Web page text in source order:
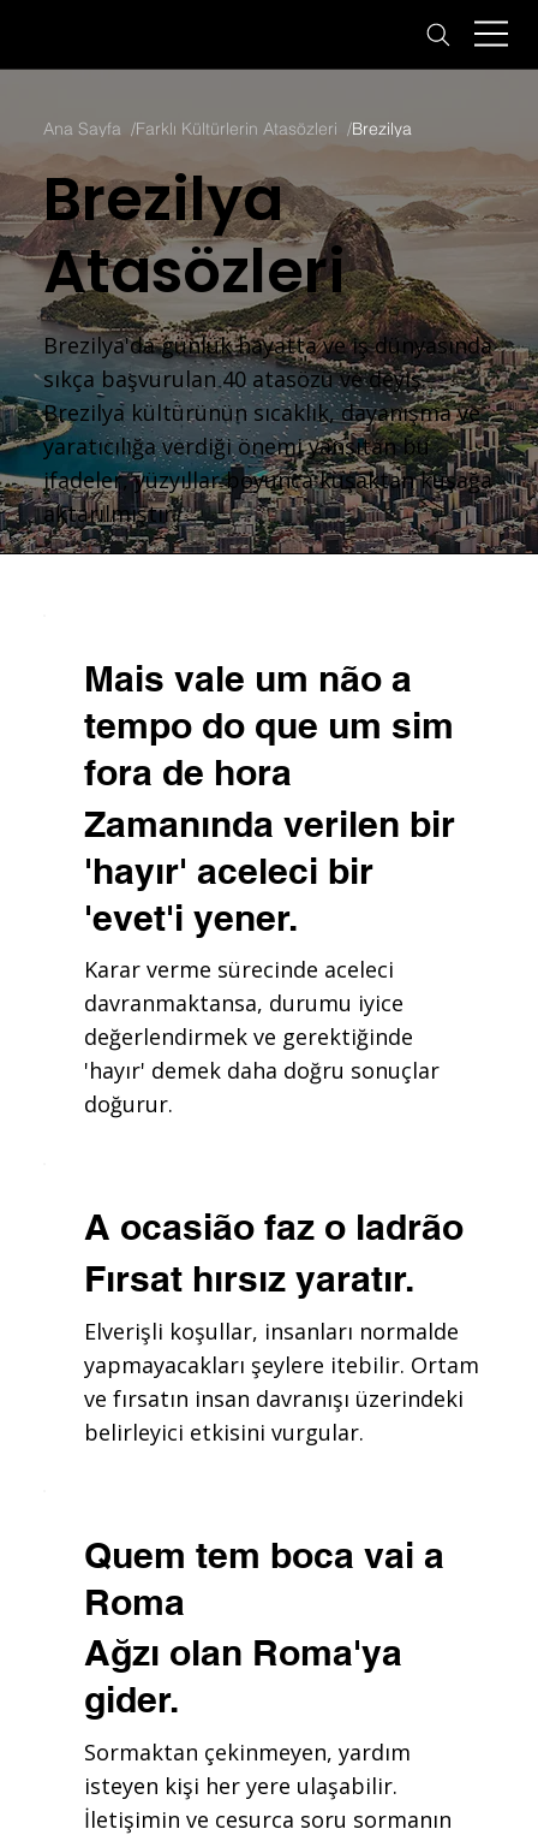
Ana Sayfa /Farklı Kültürlerin Atasözleri /Brezilya
Brezilya
Atasözleri
Brezilya'da günlük hayatta ve iş dünyasında
sıkça başvurulan 40 atasözü ve deyiş.
Brezilya kültürünün sıcaklık, dayanışma ve
yaratıcılığa verdiği önemi yansıtan bu
ifadeler, yüzyıllar boyunca kuşaktan kuşağa
aktarılmıştır.
Mais vale um não a
tempo do que um sim
fora de hora
Zamanında verilen bir
'hayır' aceleci bir
'evet'i yener.
Karar verme sürecinde aceleci
davranmaktansa, durumu iyice
değerlendirmek ve gerektiğinde
'hayır' demek daha doğru sonuçlar
doğurur.
A ocasião faz o ladrão
Fırsat hırsız yaratır.
Elverişli koşullar, insanları normalde
yapmayacakları şeylere itebilir. Ortam
ve fırsatın insan davranışı üzerindeki
belirleyici etkisini vurgular.
Quem tem boca vai a
Roma
Ağzı olan Roma'ya
gider.
Sormaktan çekinmeyen, yardım
isteyen kişi her yere ulaşabilir.
İletişimin ve cesurca soru sormanın